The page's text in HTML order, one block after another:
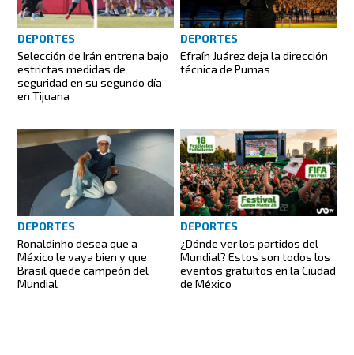
DEPORTES
Selección de Irán entrena bajo
estrictas medidas de
seguridad en su segundo día
en Tijuana
DEPORTES
Efraín Juárez deja la dirección
técnica de Pumas
DEPORTES
Ronaldinho desea que a
México le vaya bien y que
Brasil quede campeón del
Mundial
DEPORTES
¿Dónde ver los partidos del
Mundial? Estos son todos los
eventos gratuitos en la Ciudad
de México